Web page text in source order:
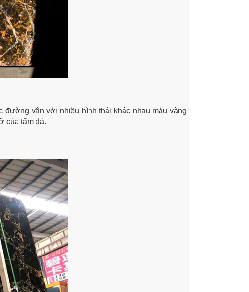
đường vân với nhiều hình thái khác nhau màu vàng
của tấm đá.